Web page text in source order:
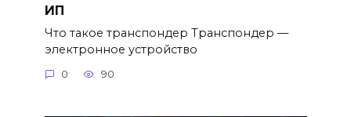
ИП
Что такое транспондер Транспондер —
электронное устройство
0 90